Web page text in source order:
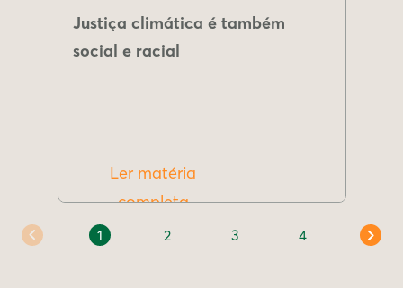
Justiça climática é também
social e racial
Ler matéria
completa
1 2 3 4